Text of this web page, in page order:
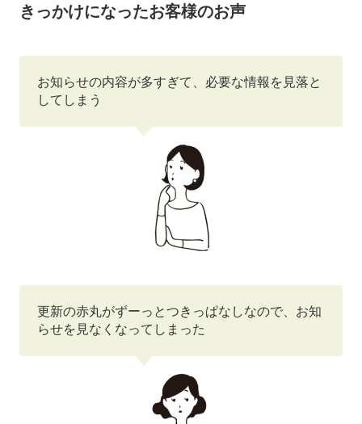
きっかけになったお客様のお声
お知らせの内容が多すぎて、必要な情報を見落と
してしまう
更新の赤丸がずーっとつきっぱなしなので、お知
らせを見なくなってしまった